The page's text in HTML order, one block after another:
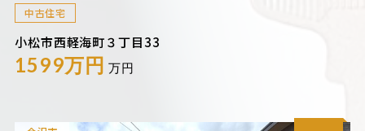
中古住宅
小松市西軽海町３丁目33
1599万円 万円